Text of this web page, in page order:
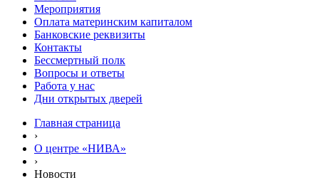
Мероприятия
Оплата материнским капиталом
Банковские реквизиты
Контакты
Бессмертный полк
Вопросы и ответы
Работа у нас
Дни открытых дверей
Главная страница
›
О центре «НИВА»
›
Новости